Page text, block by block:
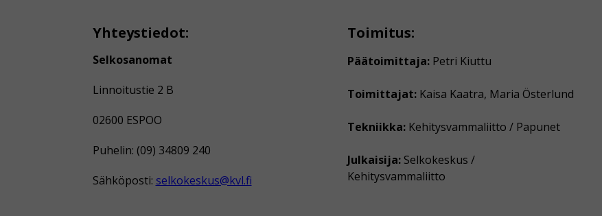
Yhteystiedot:
Selkosanomat
Linnoitustie 2 B
02600 ESPOO
Puhelin: (09) 34809 240
Sähköposti: selkokeskus@kvl.fi
Toimitus:
Päätoimittaja: Petri Kiuttu
Toimittajat: Kaisa Kaatra, Maria Österlund
Tekniikka: Kehitysvammaliitto / Papunet
Julkaisija: Selkokeskus /
Kehitysvammaliitto